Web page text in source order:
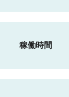
稼働時間